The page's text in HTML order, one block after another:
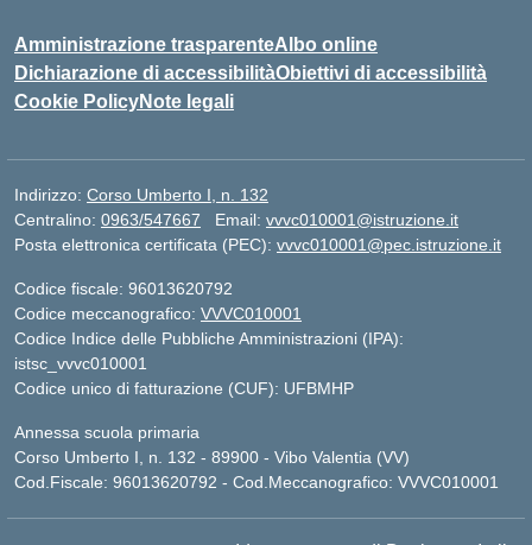
Amministrazione trasparenteAlbo online
Dichiarazione di accessibilitàObiettivi di accessibilità
Cookie PolicyNote legali
Indirizzo: Corso Umberto I, n. 132
Centralino: 0963/547667 Email: vvvc010001@istruzione.it
Posta elettronica certificata (PEC): vvvc010001@pec.istruzione.it
Codice fiscale: 96013620792
Codice meccanografico: VVVC010001
Codice Indice delle Pubbliche Amministrazioni (IPA):
istsc_vvvc010001
Codice unico di fatturazione (CUF): UFBMHP
Annessa scuola primaria
Corso Umberto I, n. 132 - 89900 - Vibo Valentia (VV)
Cod.Fiscale: 96013620792 - Cod.Meccanografico: VVVC010001